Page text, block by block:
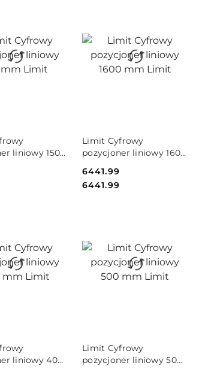
liniowy 150
DO KOSZYKA
Limit Cyfrowy
pozycjoner liniowy 1600
Cena:
6441.99
Cena:
6441.99
DO KOSZYKA
liniowy 400
DO KOSZYKA
Limit Cyfrowy
pozycjoner liniowy 500
DO KOSZYKA